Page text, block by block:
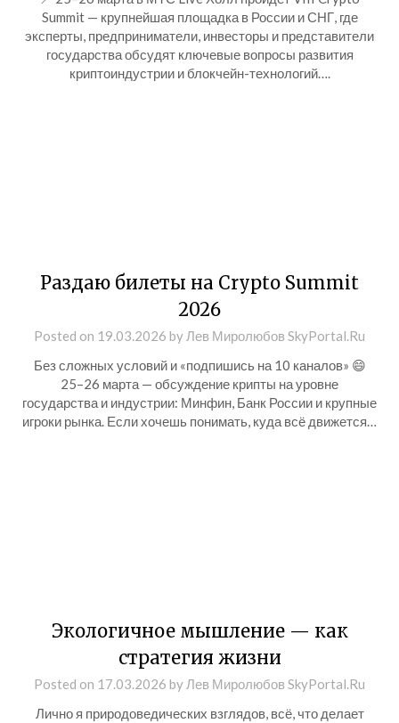
Summit — крупнейшая площадка в России и СНГ, где
эксперты, предприниматели, инвесторы и представители
государства обсудят ключевые вопросы развития
криптоиндустрии и блокчейн-технологий….
Раздаю билеты на Crypto Summit
2026
Posted on 19.03.2026 by Лев Миролюбов SkyPortal.Ru
Без сложных условий и «подпишись на 10 каналов» 😄
25–26 марта — обсуждение крипты на уровне
государства и индустрии: Минфин, Банк России и крупные
игроки рынка. Если хочешь понимать, куда всё движется…
Экологичное мышление — как
стратегия жизни
Posted on 17.03.2026 by Лев Миролюбов SkyPortal.Ru
Лично я природоведических взглядов, всё, что делает